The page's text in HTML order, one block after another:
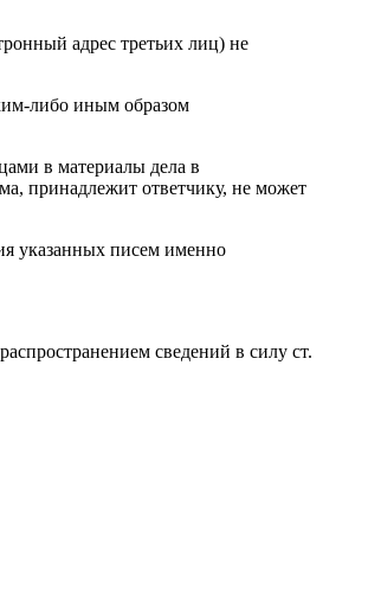
адрес третьих лиц) не
либо иным образом
в материалы дела в
принадлежит ответчику, не может
указанных писем именно
сведений в силу ст.